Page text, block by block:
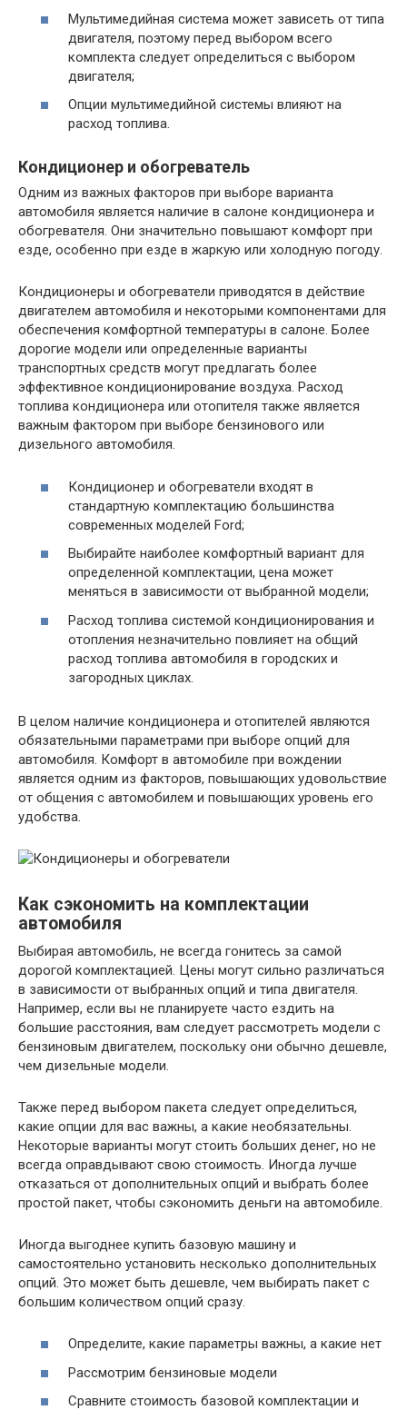
Мультимедийная система может зависеть от типа
двигателя, поэтому перед выбором всего
комплекта следует определиться с выбором
двигателя;
Опции мультимедийной системы влияют на
расход топлива.
Кондиционер и обогреватель
Одним из важных факторов при выборе варианта
автомобиля является наличие в салоне кондиционера и
обогревателя. Они значительно повышают комфорт при
езде, особенно при езде в жаркую или холодную погоду.
Кондиционеры и обогреватели приводятся в действие
двигателем автомобиля и некоторыми компонентами для
обеспечения комфортной температуры в салоне. Более
дорогие модели или определенные варианты
транспортных средств могут предлагать более
эффективное кондиционирование воздуха. Расход
топлива кондиционера или отопителя также является
важным фактором при выборе бензинового или
дизельного автомобиля.
Кондиционер и обогреватели входят в
стандартную комплектацию большинства
современных моделей Ford;
Выбирайте наиболее комфортный вариант для
определенной комплектации, цена может
меняться в зависимости от выбранной модели;
Расход топлива системой кондиционирования и
отопления незначительно повлияет на общий
расход топлива автомобиля в городских и
загородных циклах.
В целом наличие кондиционера и отопителей являются
обязательными параметрами при выборе опций для
автомобиля. Комфорт в автомобиле при вождении
является одним из факторов, повышающих удовольствие
от общения с автомобилем и повышающих уровень его
удобства.
Как сэкономить на комплектации
автомобиля
Выбирая автомобиль, не всегда гонитесь за самой
дорогой комплектацией. Цены могут сильно различаться
в зависимости от выбранных опций и типа двигателя.
Например, если вы не планируете часто ездить на
большие расстояния, вам следует рассмотреть модели с
бензиновым двигателем, поскольку они обычно дешевле,
чем дизельные модели.
Также перед выбором пакета следует определиться,
какие опции для вас важны, а какие необязательны.
Некоторые варианты могут стоить больших денег, но не
всегда оправдывают свою стоимость. Иногда лучше
отказаться от дополнительных опций и выбрать более
простой пакет, чтобы сэкономить деньги на автомобиле.
Иногда выгоднее купить базовую машину и
самостоятельно установить несколько дополнительных
опций. Это может быть дешевле, чем выбирать пакет с
большим количеством опций сразу.
Определите, какие параметры важны, а какие нет
Рассмотрим бензиновые модели
Сравните стоимость базовой комплектации и